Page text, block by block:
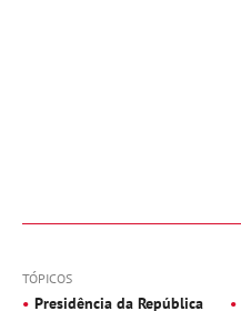
TÓPICOS
Presidência da República